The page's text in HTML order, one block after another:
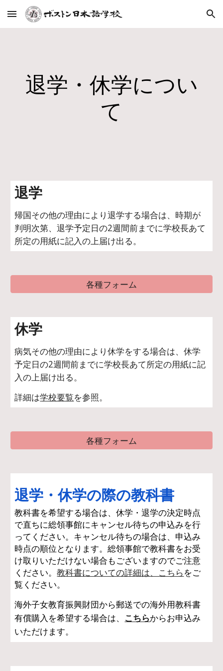
Skip to main content Skip to navigation
退学・休学につい
て
退学
帰国その他の理由により退学する場合は、時期が
判明次第、退学予定日の2週間前までに学校長あて
所定の用紙に記入の上届け出る。
各種フォーム
休学
病気その他の理由により休学をする場合は、休学
予定日の2週間前までに学校長あて所定の用紙に記
入の上届け出る。
詳細は学校要覧を参照。
各種フォーム
退学・休学の際の教科書
教科書を希望する場合は、休学・退学の決定時点
で直ちに総領事館にキャンセル待ちの申込みを行
ってください。キャンセル待ちの場合は、申込み
時点の順位となります。総領事館で教科書をお受
け取りいただけない場合もございますのでご注意
ください。教科書についての詳細は、こちら をご
覧ください。
海外子女教育振興財団から郵送での海外用教科書
有償購入を希望する場合は、 こちらからお申込み
いただけます。